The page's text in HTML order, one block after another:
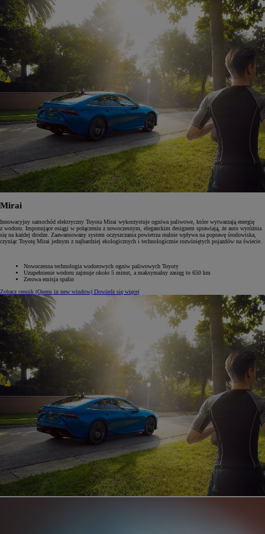
Mirai
Innowacyjny samochód elektryczny Toyota Mirai wykorzystuje ogniwa paliwowe, które wytwarzają energię
z wodoru. Imponujące osiągi w połączeniu z nowoczesnym, eleganckim designem sprawiają, że auto wyróżnia
się na każdej drodze. Zaawansowany system oczyszczania powietrza realnie wpływa na poprawę środowiska,
czyniąc Toyotę Mirai jednym z najbardziej ekologicznych i technologicznie rozwiniętych pojazdów na świecie.
Nowoczesna technologia wodorowych ogniw paliwowych Toyoty
Uzupełnienie wodoru zajmuje około 5 minut, a maksymalny zasięg to 650 km
Zerowa emisja spalin
Zobacz cennik (Opens in new window) Dowiedz się więcej